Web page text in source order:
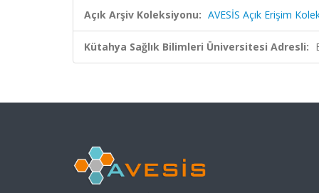
Açık Arşiv Koleksiyonu: AVESİS Açık Erişim
Kütahya Sağlık Bilimleri Üniversitesi Adresli: